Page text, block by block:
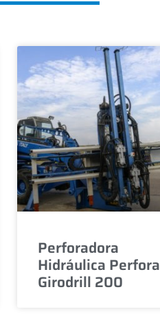
Perforadora
Hidráulica Perfora
Girodrill 200